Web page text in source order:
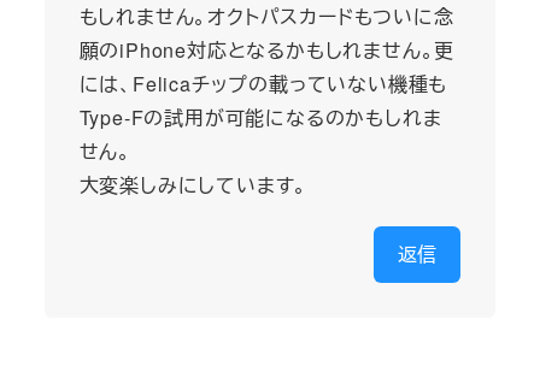
もしれません。オクトパスカードもついに念
願のiPhone対応となるかもしれません。更
には、Felicaチップの載っていない機種も
Type-Fの試用が可能になるのかもしれま
せん。
大変楽しみにしています。
返信